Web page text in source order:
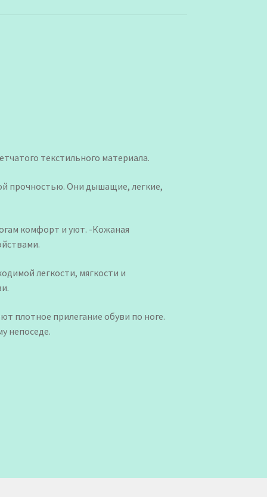
текстильного материала.
прочностью. Они дышащие, легкие,
комфорт и уют. -Кожаная
легкости, мягкости и
плотное прилегание обуви по ноге.
непоседе.